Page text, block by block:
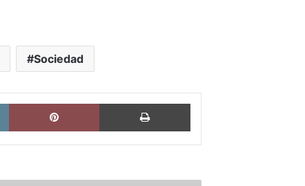
Sociedad
LinkedIn Pinterest Imprimir